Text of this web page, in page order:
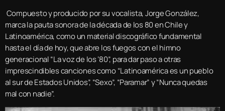
Compuesto y producido por su vocalista, Jorge González,
marca la pauta sonora de la década de los 80 en Chile y
Latinoamérica, como un material discográfico fundamental
hasta el día de hoy, que abre los fuegos con el himno
generacional “La voz de los ‘80”, para dar paso a otras
imprescindibles canciones como “Latinoamérica es un pueblo
al sur de Estados Unidos”, “Sexo”, “Paramar” y “Nunca quedas
mal con nadie”.